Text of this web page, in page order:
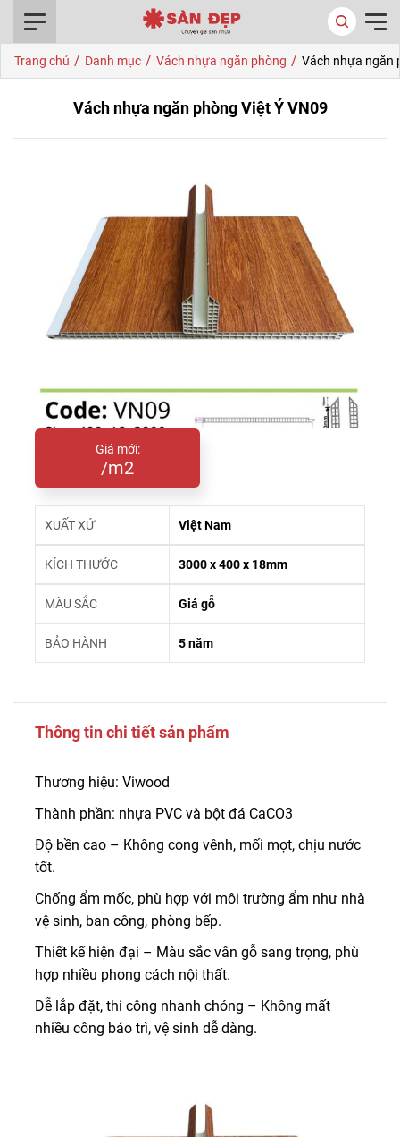
Trang chủ / Danh mục / Vách nhựa ngăn phòng / Vách nhựa ngăn
Vách nhựa ngăn phòng Việt Ý VN09
Giá mới:
/m2
XUẤT XỨ Việt Nam
KÍCH THƯỚC 3000 x 400 x 18mm
MÀU SẮC Giả gỗ
BẢO HÀNH 5 năm
Thông tin chi tiết sản phẩm
Thương hiệu: Viwood
Thành phần: nhựa PVC và bột đá CaCO3
Độ bền cao – Không cong vênh, mối mọt, chịu nước
tốt.
Chống ẩm mốc, phù hợp với môi trường ẩm như nhà
vệ sinh, ban công, phòng bếp.
Thiết kế hiện đại – Màu sắc vân gỗ sang trọng, phù
hợp nhiều phong cách nội thất.
Dễ lắp đặt, thi công nhanh chóng – Không mất
nhiều công bảo trì, vệ sinh dễ dàng.